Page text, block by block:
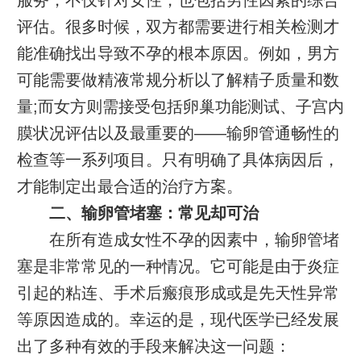
评估。很多时候，双方都需要进行相关检测才
能准确找出导致不孕的根本原因。例如，男方
可能需要做精液常规分析以了解精子质量和数
量;而女方则需接受包括卵巢功能测试、子宫内
膜状况评估以及最重要的——输卵管通畅性的
检查等一系列项目。只有明确了具体病因后，
才能制定出最合适的治疗方案。
二、输卵管堵塞：常见却可治
在所有造成女性不孕的因素中，输卵管堵
塞是非常常见的一种情况。它可能是由于炎症
引起的粘连、手术后瘢痕形成或是先天性异常
等原因造成的。幸运的是，现代医学已经发展
出了多种有效的手段来解决这一问题：